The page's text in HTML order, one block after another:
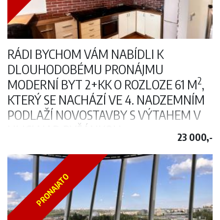
Volný k nastěhování od 01.02.2026
RÁDI BYCHOM VÁM NABÍDLI K
DLOUHODOBÉMU PRONÁJMU
MODERNÍ BYT 2+KK O ROZLOZE 61 M2,
KTERÝ SE NACHÁZÍ VE 4. NADZEMNÍM
PODLAŽÍ NOVOSTAVBY S VÝTAHEM V
ULICI NAD RYŠÁNKOU.
Rádi bychom Vám nabídli k dlouhodobému pronájmu moderní byt
2+kk o rozloze 66 m
, který se nachází ve 4. nadzemním podlaží
novostavby s výtahem v ulici Nad Ryšánkou.
Bytový dům se nachází v tiché lokalitě s výbornou dopravní
dostupností do centra města – v blízkosti stanic metra Budějovická a
23 000,-
PRONAJATO